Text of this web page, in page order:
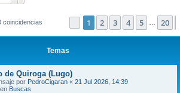
coincidencias Página de 20
1 2 3 4 5 20
Temas
de Quiroga (Lugo)
por PedroCigaran « 21 Jul 2026, 14:39
Buscas